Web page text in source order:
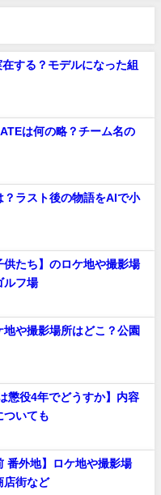
する？モデルになった組
は何の略？チーム名の
？ラスト後の物語をAIで小
供たち】のロケ地や撮影場
ルフ場
地や撮影場所はどこ？公園
懲役4年でどうすか】内容
ついても
番外地】ロケ地や撮影場
店街など